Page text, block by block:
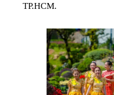
TP.HCM.